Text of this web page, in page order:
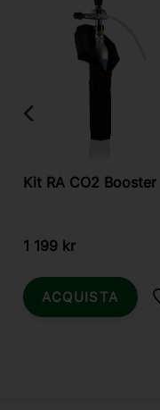
Kit RA CO2 Booster
1 199kr
ACQUISTA